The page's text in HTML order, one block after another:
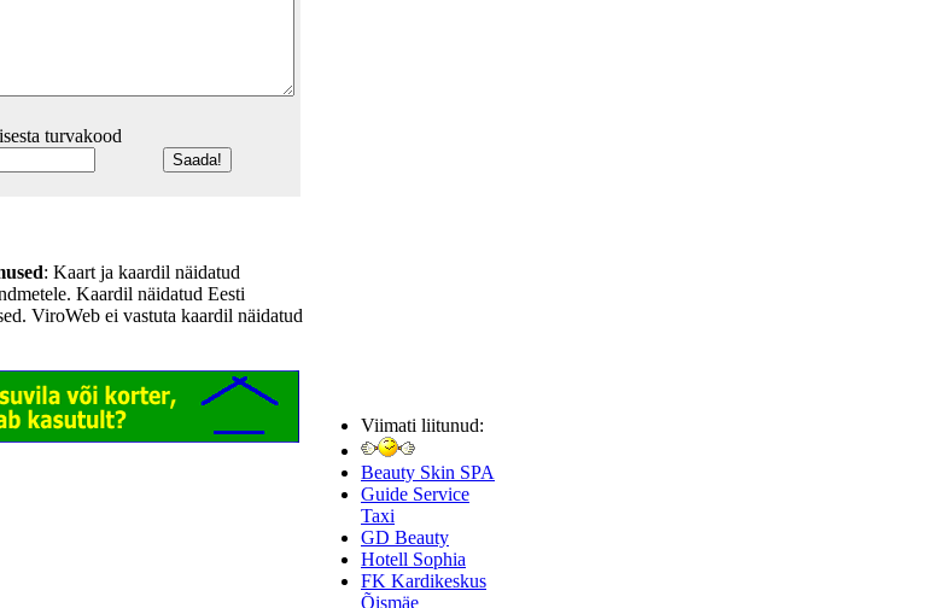
turvakood
: Kaart ja kaardil näidatud
Kaardil näidatud Eesti
ViroWeb ei vastuta kaardil näidatud
Viimati liitunud:
Beauty Skin SPA
Guide Service
Taxi
GD Beauty
Hotell Sophia
FK Kardikeskus
Õismäe